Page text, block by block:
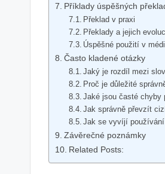
Příklady úspěšných
Překlad v praxi
Překlady a jejich
Úspěšné použití v
Často kladené otázky
Jaký je rozdíl mezi
Proč je důležité
Jaké jsou časté chyby
Jak správně převzít
Jak se vyvíjí používání
Závěrečné poznámky
Related Posts: